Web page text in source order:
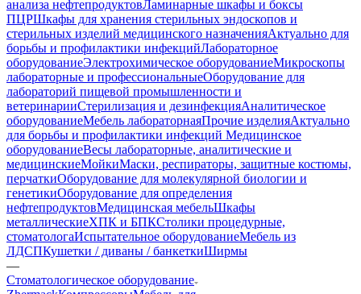
анализа нефтепродуктовЛаминарные шкафы и боксы
ПЦРШкафы для хранения стерильных эндоскопов и
стерильных изделий медицинского назначенияАктуально для
борьбы и профилактики инфекцийЛабораторное
оборудованиеЭлектрохимическое оборудованиеМикроскопы
лабораторные и профессиональныеОборудование для
лабораторий пищевой промышленности и
ветеринарииСтерилизация и дезинфекцияАналитическое
оборудованиеМебель лабораторнаяПрочие изделияАктуально
для борьбы и профилактики инфекций Медицинское
оборудованиеВесы лабораторные, аналитические и
медицинскиеМойкиМаски, респираторы, защитные костюмы,
перчаткиОборудование для молекулярной биологии и
генетикиОборудование для определения
нефтепродуктовМедицинская мебельШкафы
металлическиеХПК и БПКСтолики процедурные,
стоматологаИспытательное оборудованиеМебель из
ЛДСПКушетки / диваны / банкеткиШирмы
—
Стоматологическое оборудование